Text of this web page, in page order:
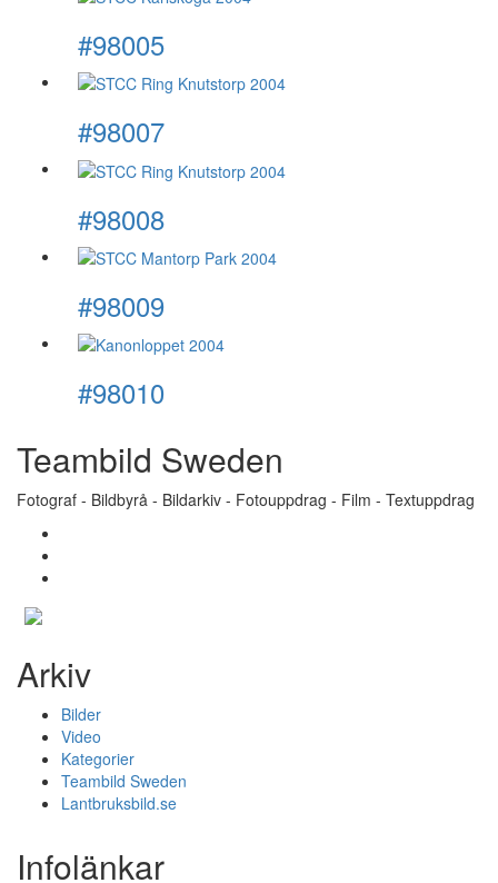
#98005
#98007
#98008
#98009
#98010
Teambild Sweden
Fotograf - Bildbyrå - Bildarkiv - Fotouppdrag - Film - Textuppdrag
Arkiv
Bilder
Video
Kategorier
Teambild Sweden
Lantbruksbild.se
Infolänkar